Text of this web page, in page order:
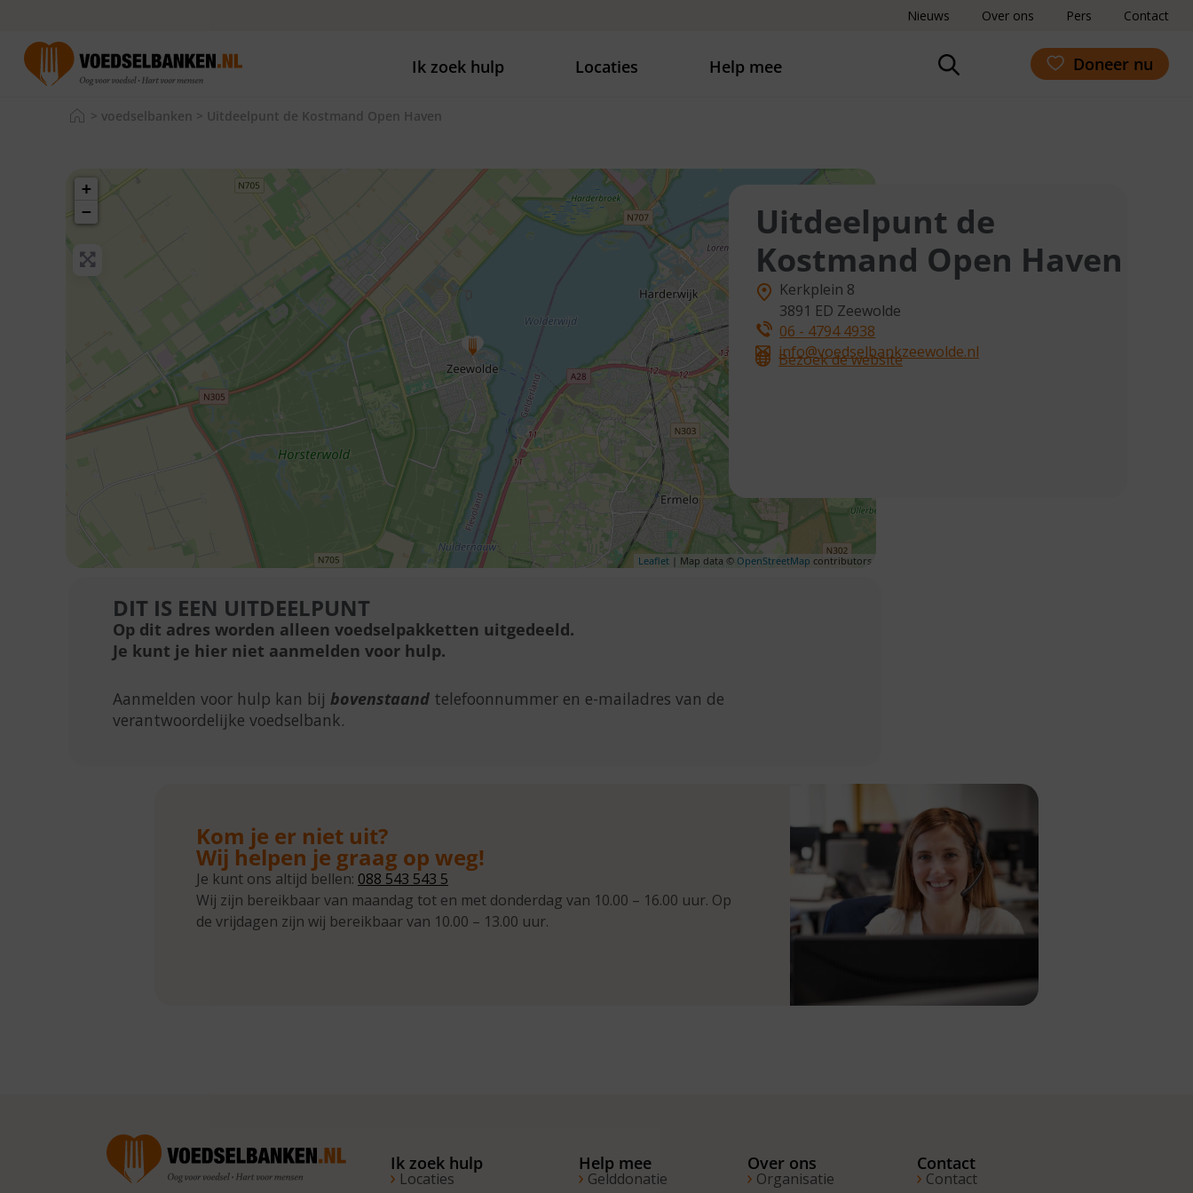
Nieuws Over ons Pers Contact
Ik zoek hulp Locaties Help mee Doneer nu
> voedselbanken > Uitdeelpunt de Kostmand Open Haven
+
−
Leaflet | Map data © OpenStreetMap contributors
Uitdeelpunt de
Kostmand Open Haven
Kerkplein 8
3891 ED Zeewolde
06 - 4794 4938
info@voedselbankzeewolde.nl
Bezoek de website
DIT IS EEN UITDEELPUNT
Op dit adres worden alleen voedselpakketten uitgedeeld.
Je kunt je hier niet aanmelden voor hulp.
Aanmelden voor hulp kan bij bovenstaand telefoonnummer en e-mailadres van de
verantwoordelijke voedselbank.
Kom je er niet uit?
Wij helpen je graag op weg!
Je kunt ons altijd bellen: 088 543 543 5
Wij zijn bereikbaar van maandag tot en met donderdag van 10.00 – 16.00 uur. Op
de vrijdagen zijn wij bereikbaar van 10.00 – 13.00 uur.
Ik zoek hulp
Locaties
Help mee
Gelddonatie
Over ons
Organisatie
Contact
Contact